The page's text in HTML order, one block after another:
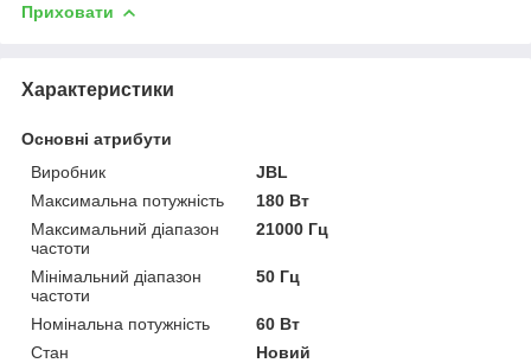
Приховати
Характеристики
Основні атрибути
Виробник
JBL
Максимальна потужність
180 Вт
Максимальний діапазон
частоти
21000 Гц
Мінімальний діапазон
частоти
50 Гц
Номінальна потужність
60 Вт
Стан
Новий